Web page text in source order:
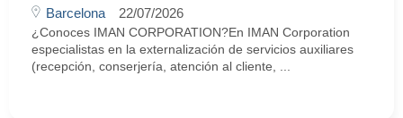
Barcelona 22/07/2026
¿Conoces IMAN CORPORATION?En IMAN Corporation
especialistas en la externalización de servicios auxiliares
(recepción, conserjería, atención al cliente, ...